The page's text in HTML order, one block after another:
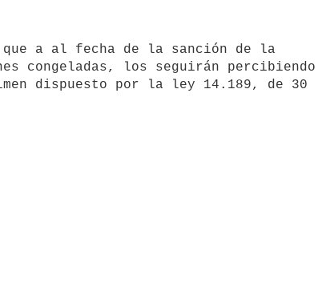
que a al fecha de la sanción de la
congeladas, los seguirán percibiendo
dispuesto por la ley 14.189, de 30